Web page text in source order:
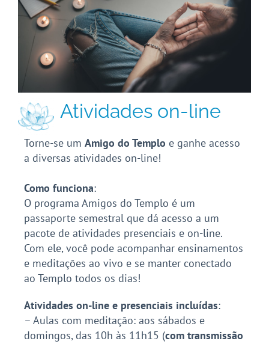
Atividades on-line
Torne-se um Amigo do Templo e ganhe acesso
a diversas atividades on-line!
Como funciona:
O programa Amigos do Templo é um
passaporte semestral que dá acesso a um
pacote de atividades presenciais e on-line.
Com ele, você pode acompanhar ensinamentos
e meditações ao vivo e se manter conectado
ao Templo todos os dias!
Atividades on-line e presenciais incluídas:
– Aulas com meditação: aos sábados e
domingos, das 10h às 11h15 (com transmissão